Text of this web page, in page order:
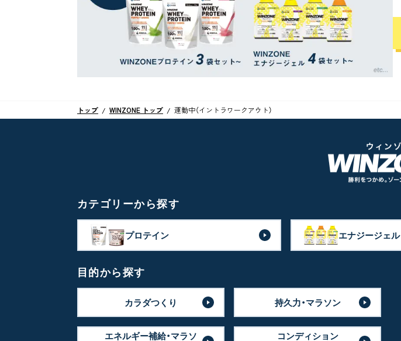
トップ WINZONE トップ 運動中（イントラワークアウト）
カテゴリーから探す
プロテイン エナジージェル
目的から探す
カラダつくり 持久力・マラソン
エネルギー補給・マラソ
コンディション